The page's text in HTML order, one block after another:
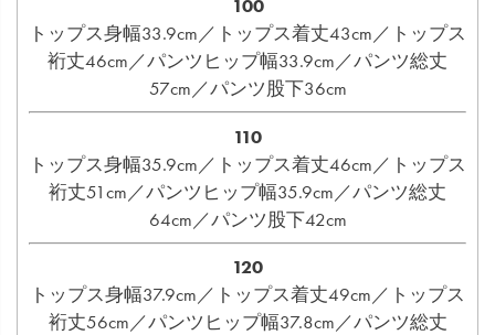
100
トップス身幅33.9cm／トップス着丈43cm／トップス
裄丈46cm／パンツヒップ幅33.9cm／パンツ総丈
57cm／パンツ股下36cm
110
トップス身幅35.9cm／トップス着丈46cm／トップス
裄丈51cm／パンツヒップ幅35.9cm／パンツ総丈
64cm／パンツ股下42cm
120
トップス身幅37.9cm／トップス着丈49cm／トップス
裄丈56cm／パンツヒップ幅37.8cm／パンツ総丈